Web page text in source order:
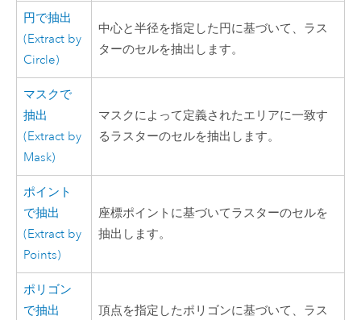
円で抽出
(Extract by
Circle)
中心と半径を指定した円に基づいて、ラス
ターのセルを抽出します。
マスクで
抽出
(Extract by
Mask)
マスクによって定義されたエリアに一致す
るラスターのセルを抽出します。
ポイント
で抽出
(Extract by
Points)
座標ポイントに基づいてラスターのセルを
抽出します。
ポリゴン
で抽出
頂点を指定したポリゴンに基づいて、ラス